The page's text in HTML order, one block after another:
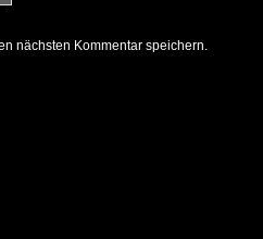
nächsten Kommentar speichern.